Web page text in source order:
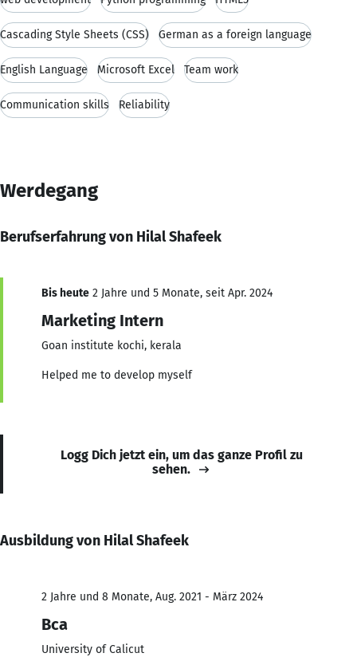
Cascading Style Sheets (CSS) German as a foreign language
English Language Microsoft Excel Team work
Communication skills Reliability
Werdegang
Berufserfahrung von Hilal Shafeek
Bis heute 2 Jahre und 5 Monate, seit Apr. 2024
Marketing Intern
Goan institute kochi, kerala
Helped me to develop myself
Logg Dich jetzt ein, um das ganze Profil zu
sehen.
Ausbildung von Hilal Shafeek
2 Jahre und 8 Monate, Aug. 2021 - März 2024
Bca
University of Calicut